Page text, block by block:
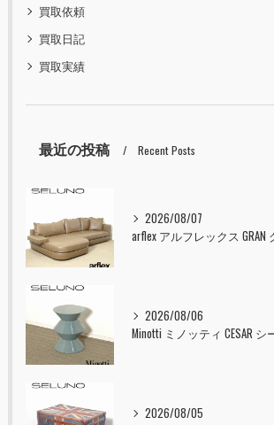
買取依頼
買取日記
買取実績
最近の投稿 Recent Posts
2026/08/07
2026/08/06
2026/08/05